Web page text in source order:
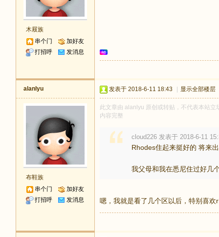
木屐族
串个门
加好友
打招呼
发消息
alanlyu
布鞋族
串个门
加好友
打招呼
发消息
发表于 2018-6-11 18:43 显示全部楼层
此文章由 alanlyu 原创或转贴，不代表本站
内容完整
cloud226 发表于 2018-6-11
Rhodes住起来挺好的 将来
我父母和我在悉尼住过好几
嗯，我就是看了几个区以后，特别喜欢